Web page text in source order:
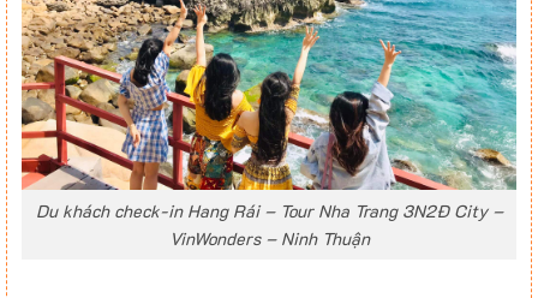
Du khách check-in Hang Rái – Tour Nha Trang 3N2Đ City –
VinWonders – Ninh Thuận